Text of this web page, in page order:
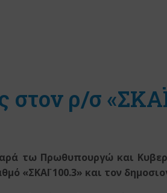
στον ρ/σ
τω Πρωθυπουργώ και
«ΣΚΑΪ 100.3» και τον